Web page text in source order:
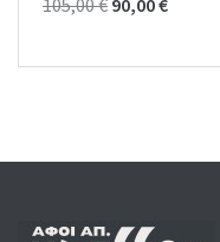
105,00€
was:
90,00€
is: